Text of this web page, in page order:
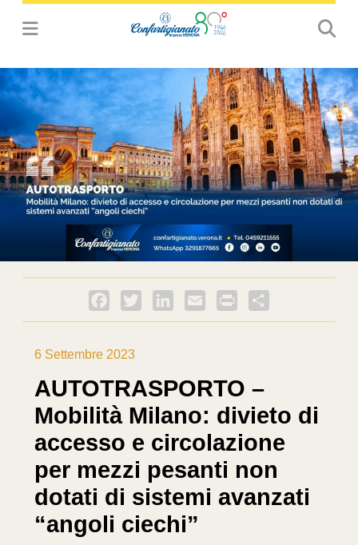
Facebook
Twitter LinkedInEmail PrintFriendly
6 Settembre 2023
AUTOTRASPORTO –
Mobilità Milano: divieto di
accesso e circolazione
per mezzi pesanti non
dotati di sistemi avanzati
“angoli ciechi”